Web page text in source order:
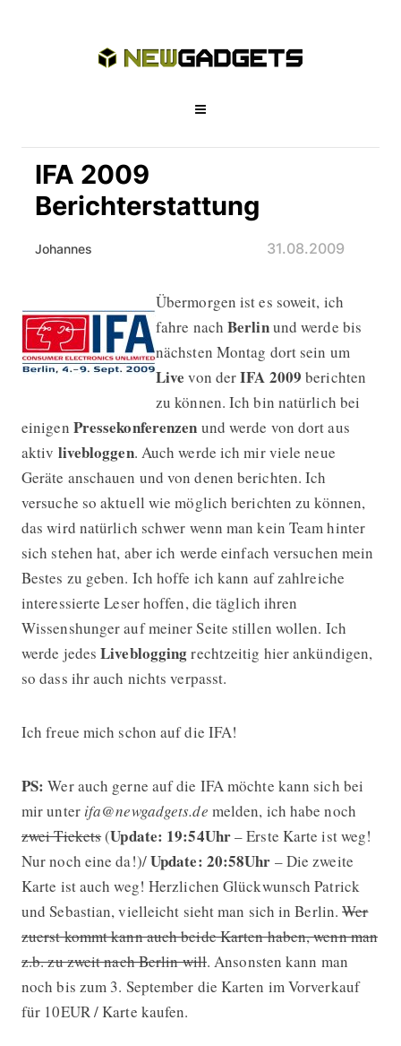
IFA 2009
Berichterstattung
Johannes 31.08.2009
IFA 2009 Berichterstattung
Übermorgen ist es soweit, ich
fahre nachBerlinund werde bis
nächsten Montag dort sein um
Live von derIFA 2009 berichten
zu können. Ich bin natürlich bei
einigen Pressekonferenzen und werde von dort aus
aktiv livebloggen. Auch werde ich mir viele neue
Geräte anschauen und von denen berichten. Ich
versuche so aktuell wie möglich berichten zu können,
das wird natürlich schwer wenn man kein Team hinter
sich stehen hat, aber ich werde einfach versuchen mein
Bestes zu geben. Ich hoffe ich kann auf zahlreiche
interessierte Leser hoffen, die täglich ihren
Wissenshunger auf meiner Seite stillen wollen. Ich
werde jedesLivebloggingrechtzeitig hier ankündigen,
so dass ihr auch nichts verpasst.
Ich freue mich schon auf die IFA!
PS: Wer auch gerne auf die IFA möchte kann sich bei
mir unter ifa@newgadgets.de melden, ich habe noch
zwei Tickets(Update: 19:54Uhr– Erste Karte ist weg!
Nur noch eine da!)/Update: 20:58Uhr – Die zweite
Karte ist auch weg! Herzlichen Glückwunsch Patrick
und Sebastian, vielleicht sieht man sich in Berlin.Wer
zuerst kommt kann auch beide Karten haben, wenn man
z.b. zu zweit nach Berlin will. Ansonsten kann man
noch bis zum 3. September die Karten im Vorverkauf
für 10EUR / Karte kaufen.